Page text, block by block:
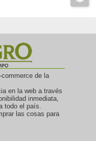
de la
en la web a través
inmediata,
todo el país.
las cosas para